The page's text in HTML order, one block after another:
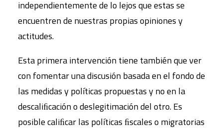
independientemente de lo lejos que estas se
encuentren de nuestras propias opiniones y
actitudes.
Esta primera intervención tiene también que ver
con fomentar una discusión basada en el fondo de
las medidas y políticas propuestas y no en la
descaliﬁcación o deslegitimación del otro. Es
posible caliﬁcar las políticas ﬁscales o migratorias